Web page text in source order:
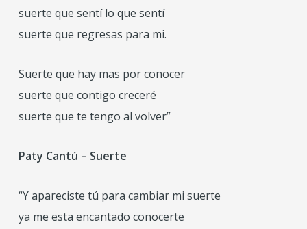
suerte que sentí lo que sentí
suerte que regresas para mi.
Suerte que hay mas por conocer
suerte que contigo creceré
suerte que te tengo al volver”
Paty Cantú – Suerte
“Y apareciste tú para cambiar mi suerte
ya me esta encantado conocerte